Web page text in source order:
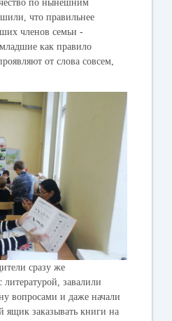
по нынешним
что правильнее
членов семьи -
как правило
от слова совсем,
сразу же
завалили
вопросами и даже начали
ящик заказывать книги на